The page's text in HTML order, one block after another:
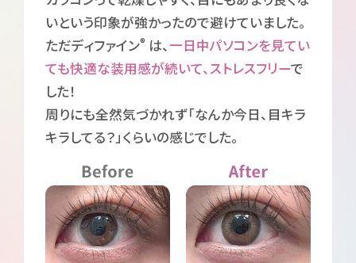
いという印象が強かったので避けていました。
ただディファイン® は、一日中パソコンを見てい
ても快適な装用感が続いて、ストレスフリーで
した！
周りにも全然気づかれず「なんか今日、目キラ
キラしてる？」くらいの感じでした。